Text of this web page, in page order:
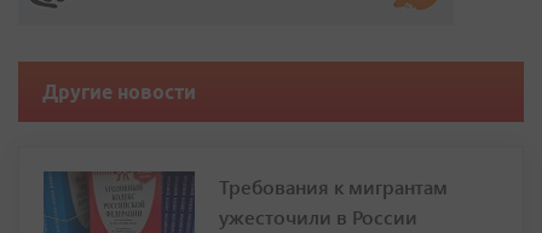
Другие новости
Требования к мигрантам
ужесточили в России